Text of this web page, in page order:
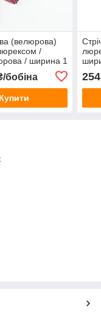
(велюрова)
/
/ ширина 1
бобіна
Купити